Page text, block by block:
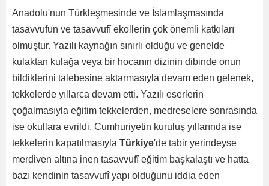
Anadolu'nun Türkleşmesinde ve İslamlaşmasında
tasavvufun ve tasavvufî ekollerin çok önemli katkıları
olmuştur. Yazılı kaynağın sınırlı olduğu ve genelde
kulaktan kulağa veya bir hocanın dizinin dibinde onun
bildiklerini talebesine aktarmasıyla devam eden gelenek,
tekkelerde yıllarca devam etti. Yazılı eserlerin
çoğalmasıyla eğitim tekkelerden, medreselere sonrasında
ise okullara evrildi. Cumhuriyetin kuruluş yıllarında ise
tekkelerin kapatılmasıyla Türkiye'de tabir yerindeyse
merdiven altına inen tasavvufî eğitim başkalaştı ve hatta
bazı kendinin tasavvufî yapı olduğunu iddia eden